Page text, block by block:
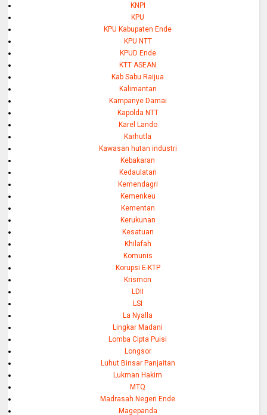
KNPI
KPU
KPU Kabupaten Ende
KPU NTT
KPUD Ende
KTT ASEAN
Kab Sabu Raijua
Kalimantan
Kampanye Damai
Kapolda NTT
Karel Lando
Karhutla
Kawasan hutan industri
Kebakaran
Kedaulatan
Kemendagri
Kemenkeu
Kementan
Kerukunan
Kesatuan
Khilafah
Komunis
Korupsi E-KTP
Krismon
LDII
LSI
La Nyalla
Lingkar Madani
Lomba Cipta Puisi
Longsor
Luhut Binsar Panjaitan
Lukman Hakim
MTQ
Madrasah Negeri Ende
Magepanda